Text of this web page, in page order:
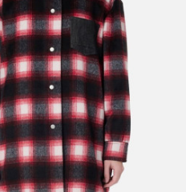
По
По